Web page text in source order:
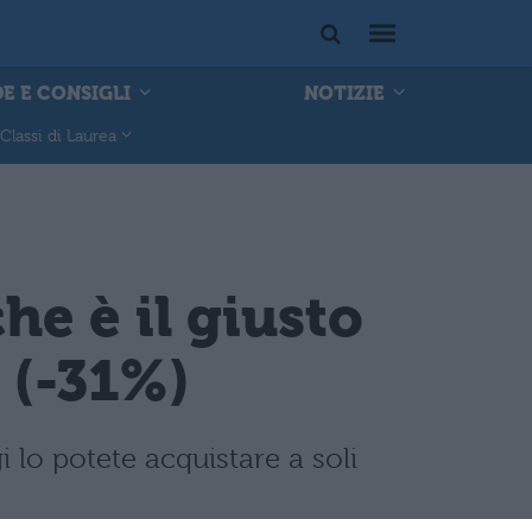
E CONSIGLI NOTIZIE
Classi di Laurea
è il giusto
31%)
lo potete acquistare a soli